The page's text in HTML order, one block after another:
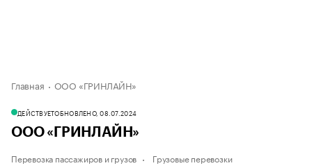
Главная ООО «ГРИНЛАЙН»
ДЕЙСТВУЕТОБНОВЛЕНО, 08.07.2024
ООО «ГРИНЛАЙН»
Перевозка пассажиров и грузов Грузовые перевозки